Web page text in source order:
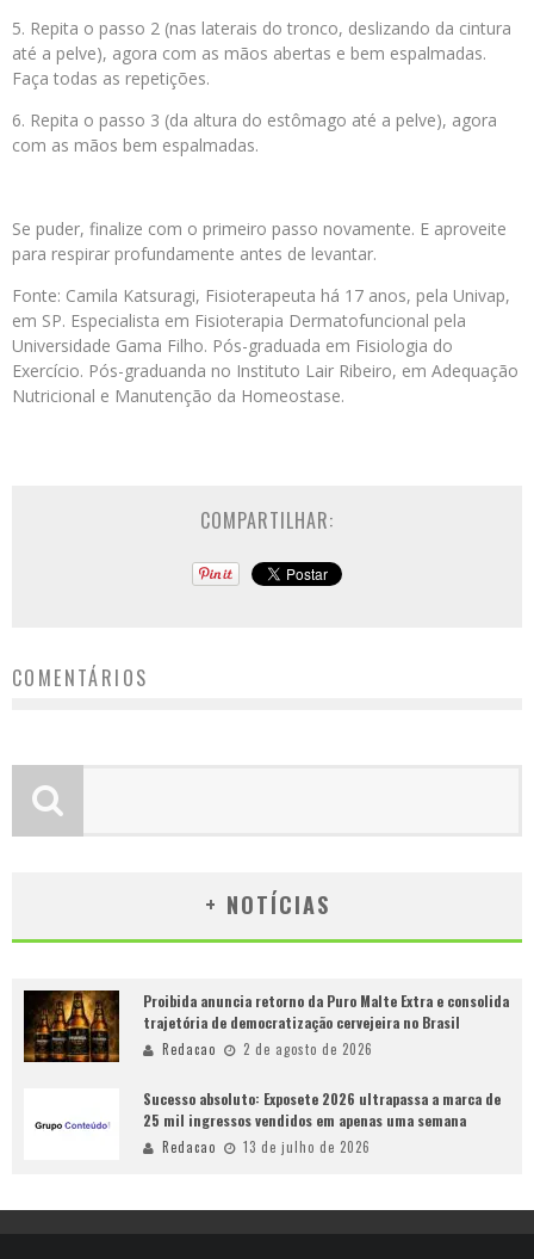
5. Repita o passo 2 (nas laterais do tronco, deslizando da cintura
até a pelve), agora com as mãos abertas e bem espalmadas.
Faça todas as repetições.
6. Repita o passo 3 (da altura do estômago até a pelve), agora
com as mãos bem espalmadas.
Se puder, finalize com o primeiro passo novamente. E aproveite
para respirar profundamente antes de levantar.
Fonte: Camila Katsuragi, Fisioterapeuta há 17 anos, pela Univap,
em SP. Especialista em Fisioterapia Dermatofuncional pela
Universidade Gama Filho. Pós-graduada em Fisiologia do
Exercício. Pós-graduanda no Instituto Lair Ribeiro, em Adequação
Nutricional e Manutenção da Homeostase.
COMPARTILHAR:
COMENTÁRIOS
+ NOTÍCIAS
Proibida anuncia retorno da Puro Malte Extra e consolida
trajetória de democratização cervejeira no Brasil
Redacao 2 de agosto de 2026
Sucesso absoluto: Exposete 2026 ultrapassa a marca de
25 mil ingressos vendidos em apenas uma semana
Redacao 13 de julho de 2026